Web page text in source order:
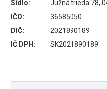
Sídlo:
Južná trieda 78,
IČO:
36585050
DIČ:
2021890189
IČ DPH:
SK2021890189